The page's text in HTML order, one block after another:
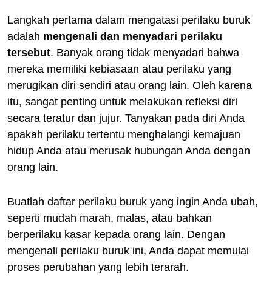
Langkah pertama dalam mengatasi perilaku buruk
adalah mengenali dan menyadari perilaku
tersebut. Banyak orang tidak menyadari bahwa
mereka memiliki kebiasaan atau perilaku yang
merugikan diri sendiri atau orang lain. Oleh karena
itu, sangat penting untuk melakukan refleksi diri
secara teratur dan jujur. Tanyakan pada diri Anda
apakah perilaku tertentu menghalangi kemajuan
hidup Anda atau merusak hubungan Anda dengan
orang lain.
Buatlah daftar perilaku buruk yang ingin Anda ubah,
seperti mudah marah, malas, atau bahkan
berperilaku kasar kepada orang lain. Dengan
mengenali perilaku buruk ini, Anda dapat memulai
proses perubahan yang lebih terarah.